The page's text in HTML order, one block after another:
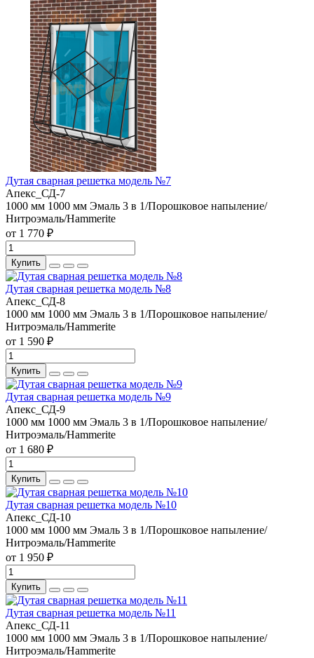
Дутая сварная решетка модель №7
Апекс_СД-7
1000 мм 1000 мм Эмаль 3 в 1/Порошковое напыление/
Нитроэмаль/Hammerite
от 1 770 ₽
Купить
Дутая сварная решетка модель №8
Апекс_СД-8
1000 мм 1000 мм Эмаль 3 в 1/Порошковое напыление/
Нитроэмаль/Hammerite
от 1 590 ₽
Купить
Дутая сварная решетка модель №9
Апекс_СД-9
1000 мм 1000 мм Эмаль 3 в 1/Порошковое напыление/
Нитроэмаль/Hammerite
от 1 680 ₽
Купить
Дутая сварная решетка модель №10
Апекс_СД-10
1000 мм 1000 мм Эмаль 3 в 1/Порошковое напыление/
Нитроэмаль/Hammerite
от 1 950 ₽
Купить
Дутая сварная решетка модель №11
Апекс_СД-11
1000 мм 1000 мм Эмаль 3 в 1/Порошковое напыление/
Нитроэмаль/Hammerite